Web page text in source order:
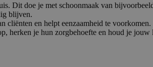
Dit doe je met schoonmaak van
blijven.
cliënten en helpt eenzaamheid te voorkomen.
herken je hun zorgbehoefte en houd je jouw